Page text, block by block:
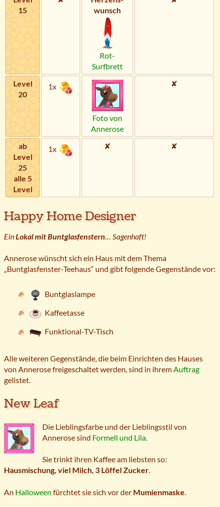
15
wunsch
Rot-
Surfbrett
Level
20
1x
Foto von
Annerose
✘
ab
Level
25
alle 5
Level
1x ✘ ✘
Happy Home Designer
EinLokal mit Buntglasfenstern… Sagenhaft!
Annerose wünscht sich ein Haus mit dem Thema
„Buntglasfenster-Teehaus“ und gibt folgende Gegenstände vor:
Buntglaslampe
Kaffeetasse
Funktional-TV-Tisch
Alle weiteren Gegenstände, die beim Einrichten des Hauses
von Annerose freigeschaltet werden, sind in ihremAuftrag
gelistet.
New Leaf
Die Lieblingsfarbe und der Lieblingsstil von
Annerose sind Formell und Lila.
Sie trinkt ihren Kaffee am liebsten so:
Hausmischung, viel Milch, 3 Löffel Zucker.
An Halloween fürchtet sie sich vor der Mumienmaske